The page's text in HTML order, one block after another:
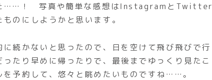
た……！ 写真や簡単な感想はInstagramとTwitter
のにしようかと思います。
続かないと思ったので、日を空けて飛び飛びで行
たり早めに帰ったりで、最後までゆっくり見たこ
予約して、悠々と眺めたいものですね……。